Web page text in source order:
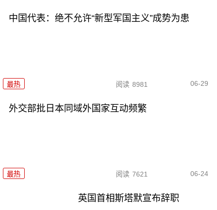
中国代表：绝不允许“新型军国主义”成势为患
最热 阅读 8981 06-29
外交部批日本同域外国家互动频繁
最热 阅读 7621 06-24
英国首相斯塔默宣布辞职